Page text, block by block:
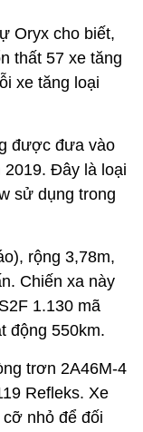
Oryx cho biết,
thất 57 xe tăng
xe tăng loại
được đưa vào
2019. Đây là loại
sử dụng trong
rộng 3,78m,
Chiến xa này
1.130 mã
động 550km.
trơn 2A46M-4
Refleks. Xe
nhỏ để đối